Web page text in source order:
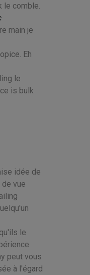
comble.
main je
Eh
le
is bulk
idée de
vue
le
peut vous
à l'égard